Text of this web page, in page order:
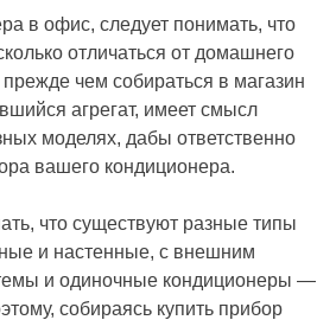
в офис, следует понимать, что
отличаться от домашнего
чем собираться в магазин
агрегат, имеет смысл
моделях, дабы ответственно
вашего кондиционера.
что существуют разные типы
и настенные, с внешним
и одиночные кондиционеры —
собираясь купить прибор